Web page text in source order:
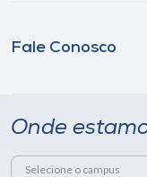
Fale Conosco
Onde
Selecione o campus